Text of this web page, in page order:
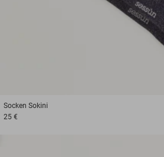
Socken Sokini
25 €